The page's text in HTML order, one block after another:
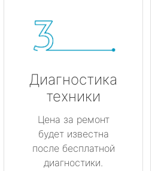
Диагностика
техники
Цена за ремонт
будет известна
после бесплатной
диагностики.